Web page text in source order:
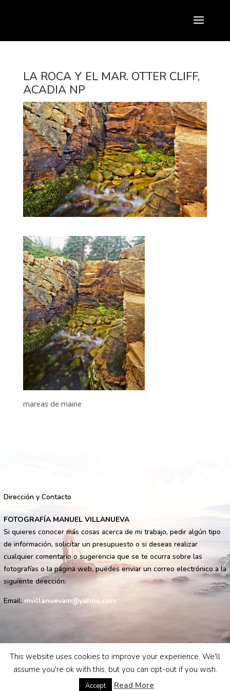
LA ROCA Y EL MAR. OTTER CLIFF,
ACADIA NP
mareas de maine
Dirección y Contacto
FOTOGRAFÍA MANUEL VILLANUEVA
Si quieres conocer más cosas acerca de mi trabajo, pedir algún tipo
de información, solicitar un presupuesto o si deseas realizar
cualquier comentario o sugerencia que se te ocurra sobre las
fotografías o la página web, puedes enviar un correo electrónico a la
siguiente dirección:
Email: mvillanuevam@yahoo.com
This website uses cookies to improve your experience. We'll
assume you're ok with this, but you can opt-out if you wish.
Accept Read More